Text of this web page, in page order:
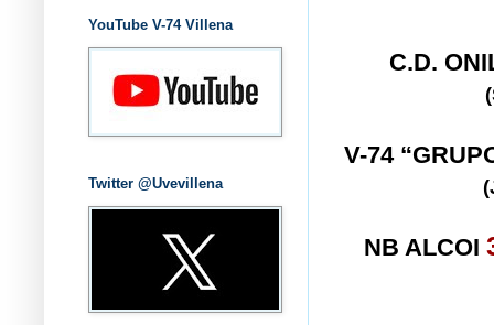
C.D.
V-74
NB ALCOI
YouTube V-74 Villena
Twitter @Uvevillena